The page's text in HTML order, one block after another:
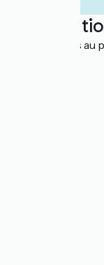
1 Voie d'accès